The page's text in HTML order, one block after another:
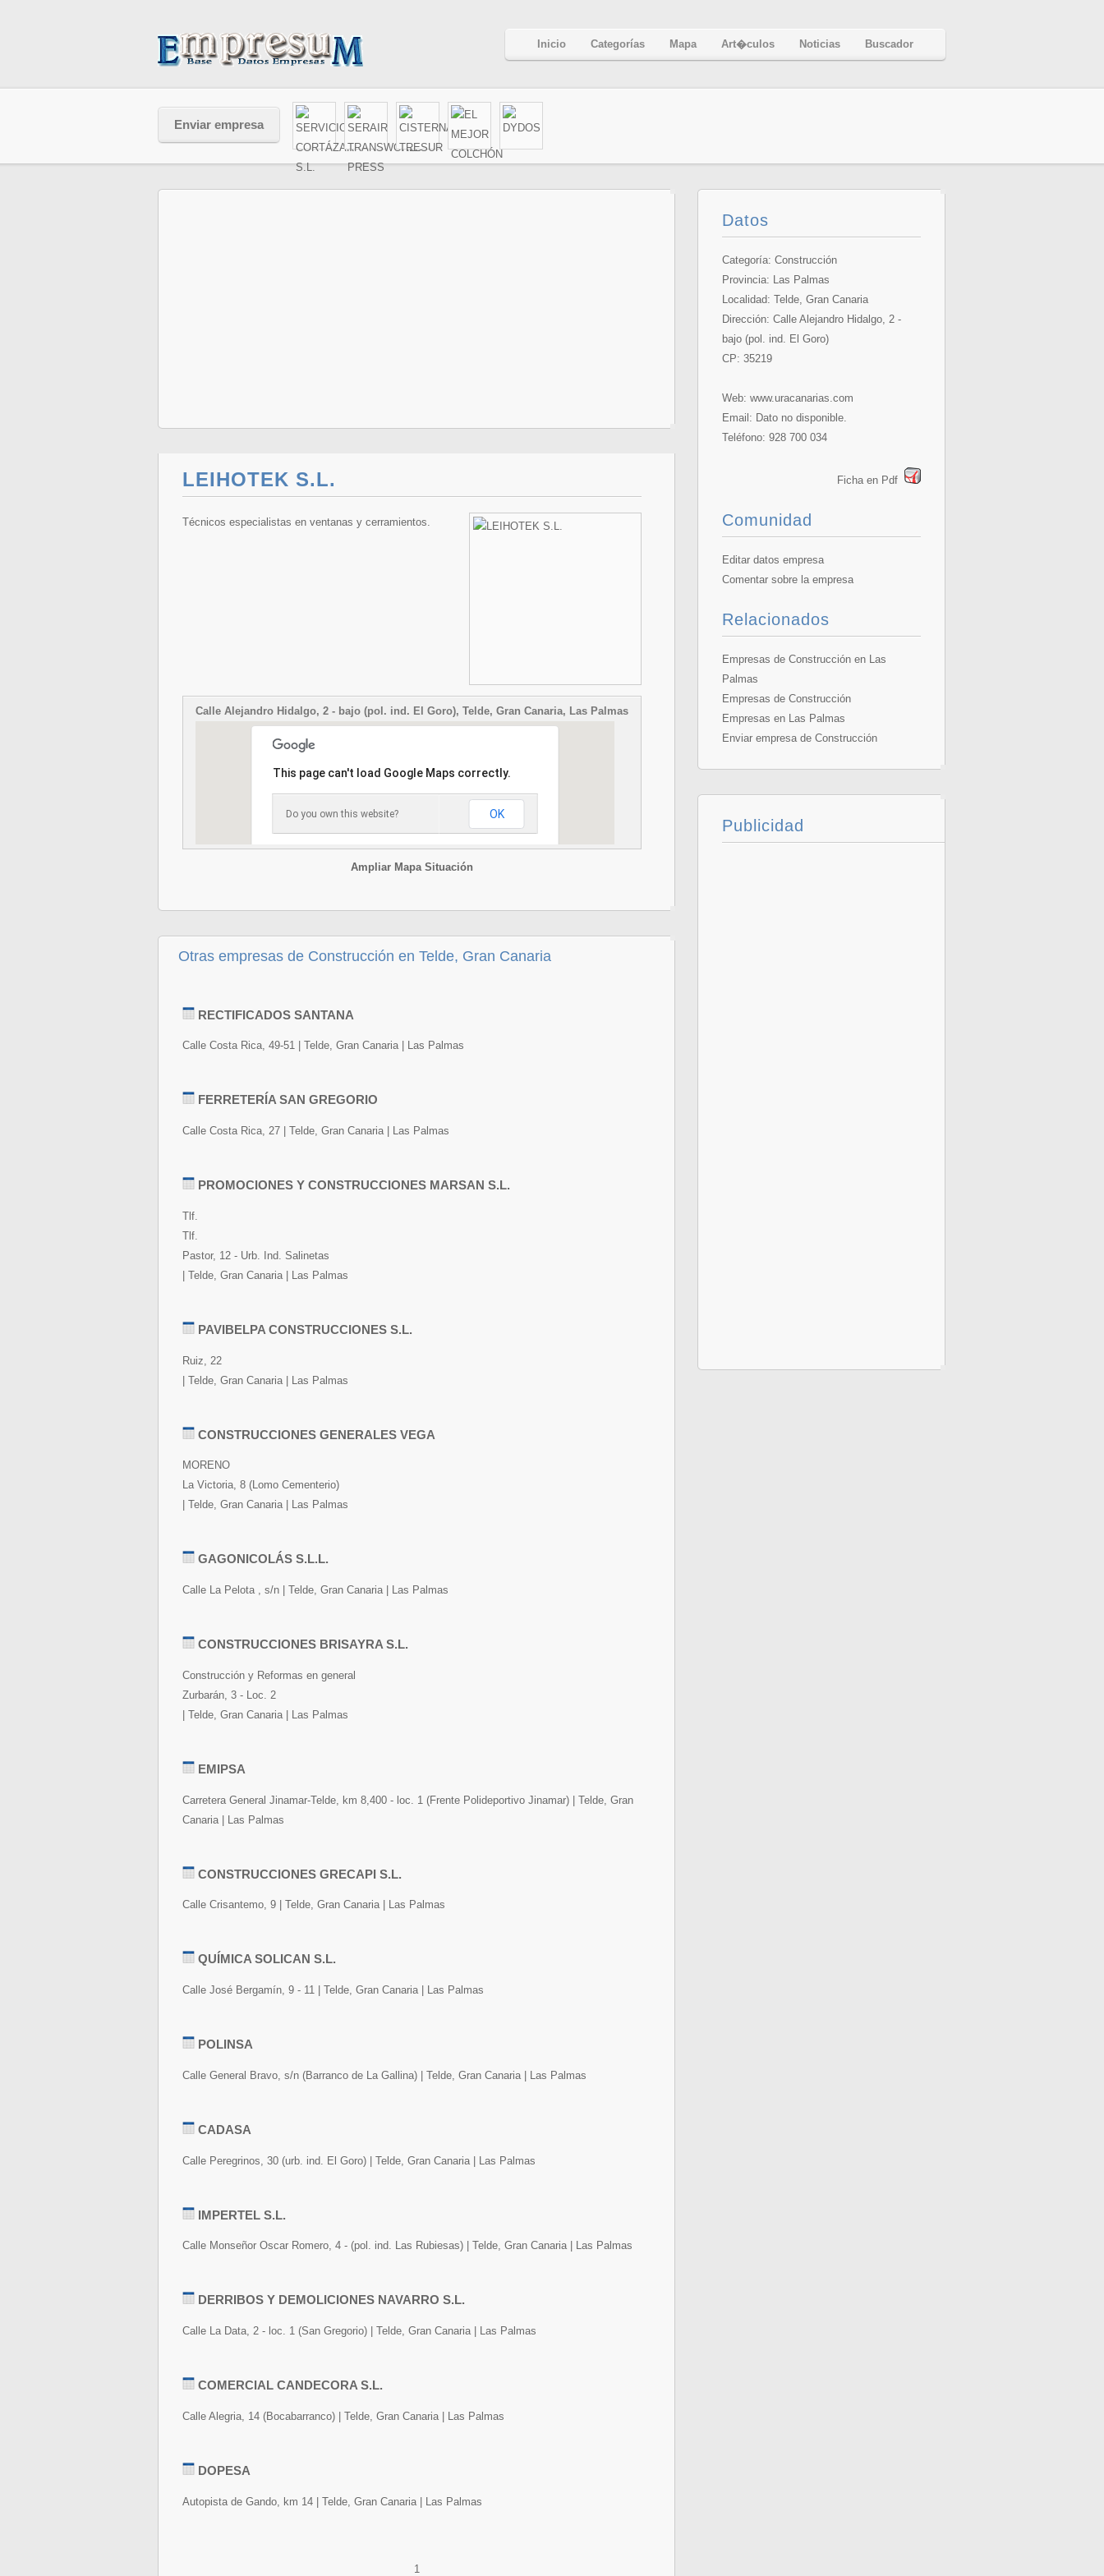
Inicio Categorías Mapa Art�culos Noticias Buscador
Enviar empresa
LEIHOTEK S.L.
Técnicos especialistas en ventanas y cerramientos.
Calle Alejandro Hidalgo, 2 - bajo (pol. ind. El Goro), Telde, Gran Canaria, Las Palmas
This page can't load Google Maps correctly.
Do you own this website? OK
Ampliar Mapa Situación
Otras empresas de Construcción en Telde, Gran Canaria
RECTIFICADOS SANTANA
Calle Costa Rica, 49-51 | Telde, Gran Canaria | Las Palmas
FERRETERÍA SAN GREGORIO
Calle Costa Rica, 27 | Telde, Gran Canaria | Las Palmas
PROMOCIONES Y CONSTRUCCIONES MARSAN S.L.
Tlf.
Tlf.
Pastor, 12 - Urb. Ind. Salinetas
| Telde, Gran Canaria | Las Palmas
PAVIBELPA CONSTRUCCIONES S.L.
Ruiz, 22
| Telde, Gran Canaria | Las Palmas
CONSTRUCCIONES GENERALES VEGA
MORENO
La Victoria, 8 (Lomo Cementerio)
| Telde, Gran Canaria | Las Palmas
GAGONICOLÁS S.L.L.
Calle La Pelota , s/n | Telde, Gran Canaria | Las Palmas
CONSTRUCCIONES BRISAYRA S.L.
Construcción y Reformas en general
Zurbarán, 3 - Loc. 2
| Telde, Gran Canaria | Las Palmas
EMIPSA
Carretera General Jinamar-Telde, km 8,400 - loc. 1 (Frente Polideportivo Jinamar) | Telde, Gran
Canaria | Las Palmas
CONSTRUCCIONES GRECAPI S.L.
Calle Crisantemo, 9 | Telde, Gran Canaria | Las Palmas
QUÍMICA SOLICAN S.L.
Calle José Bergamín, 9 - 11 | Telde, Gran Canaria | Las Palmas
POLINSA
Calle General Bravo, s/n (Barranco de La Gallina) | Telde, Gran Canaria | Las Palmas
CADASA
Calle Peregrinos, 30 (urb. ind. El Goro) | Telde, Gran Canaria | Las Palmas
IMPERTEL S.L.
Calle Monseñor Oscar Romero, 4 - (pol. ind. Las Rubiesas) | Telde, Gran Canaria | Las Palmas
DERRIBOS Y DEMOLICIONES NAVARRO S.L.
Calle La Data, 2 - loc. 1 (San Gregorio) | Telde, Gran Canaria | Las Palmas
COMERCIAL CANDECORA S.L.
Calle Alegria, 14 (Bocabarranco) | Telde, Gran Canaria | Las Palmas
DOPESA
Autopista de Gando, km 14 | Telde, Gran Canaria | Las Palmas
1
Datos
Categoría: Construcción
Provincia: Las Palmas
Localidad: Telde, Gran Canaria
Dirección: Calle Alejandro Hidalgo, 2 -
bajo (pol. ind. El Goro)
CP: 35219
Web: www.uracanarias.com
Email: Dato no disponible.
Teléfono: 928 700 034
Ficha en Pdf
Comunidad
Editar datos empresa
Comentar sobre la empresa
Relacionados
Empresas de Construcción en Las
Palmas
Empresas de Construcción
Empresas en Las Palmas
Enviar empresa de Construcción
Publicidad